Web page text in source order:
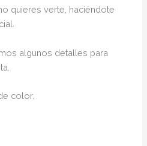
quieres verte, haciéndote
algunos detalles para
color.